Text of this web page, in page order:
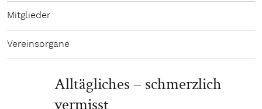
Mitglieder
Vereinsorgane
Alltägliches – schmerzlich
vermisst